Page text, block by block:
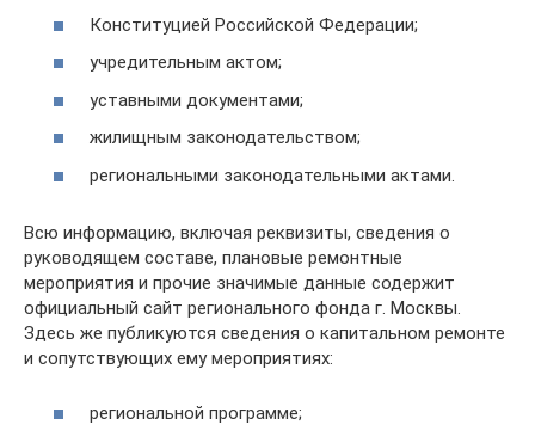
Конституцией Российской Федерации;
учредительным актом;
уставными документами;
жилищным законодательством;
региональными законодательными актами.
Всю информацию, включая реквизиты, сведения о
руководящем составе, плановые ремонтные
мероприятия и прочие значимые данные содержит
официальный сайт регионального фонда г. Москвы.
Здесь же публикуются сведения о капитальном ремонте
и сопутствующих ему мероприятиях:
региональной программе;